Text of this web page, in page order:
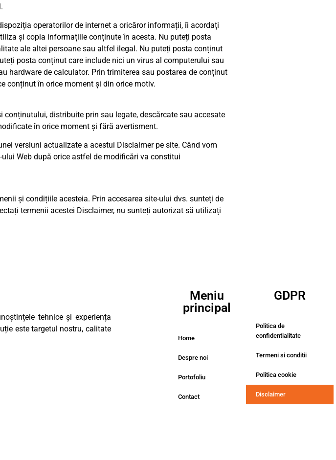
operatorilor de internet a oricăror informații, îi acordați
și copia informațiile conținute în acesta. Nu puteți posta
ale altei persoane sau altfel ilegal. Nu puteți posta conținut
posta conținut care include nici un virus al computerului sau
hardware de calculator. Prin trimiterea sau postarea de conținut
conținut în orice moment și din orice motiv.
distribuite prin sau legate, descărcate sau accesate
în orice moment și fără avertisment.
versiuni actualizate a acestui Disclaimer pe site. Când vom
Web după orice astfel de modificări va constitui
și condițiile acesteia. Prin accesarea site-ului dvs. sunteți de
termenii acestei Disclaimer, nu sunteți autorizat să utilizați
tehnice și experiența
este targetul nostru, calitate
Meniu
principal
Home
Despre noi
Portofoliu
Contact
GDPR
Politica de
confidentialitate
Termeni si conditii
Politica cookie
Disclaimer